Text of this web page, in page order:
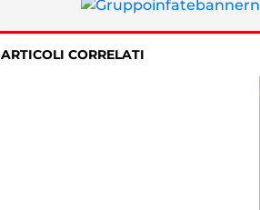
ARTICOLI CORRELATI